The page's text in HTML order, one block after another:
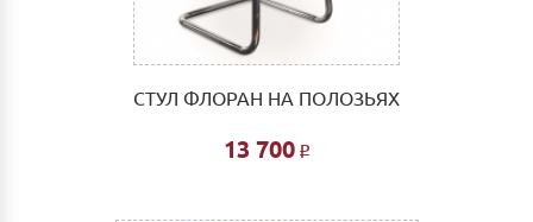
СТУЛ ФЛОРАН НА ПОЛОЗЬЯХ
13 700 Р